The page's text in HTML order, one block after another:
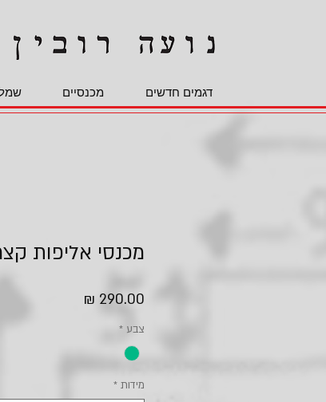
דגמים חדשים מכנסיים
מכנסי אליפות
צבע *
מידות *